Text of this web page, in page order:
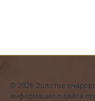
© 2026 Золотое
информации с сайта